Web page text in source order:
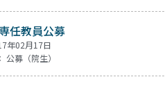
任教員公募
年02月17日
公募（院生）